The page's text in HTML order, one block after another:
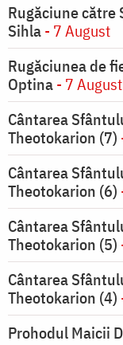
Rugăciune către
Sihla- 7 August
Rugăciunea de
Optina- 7 August
Cântarea
Theotokarion (7)
Cântarea
Theotokarion (6)
Cântarea
Theotokarion (5)
Cântarea
Theotokarion (4)
Prohodul Maicii